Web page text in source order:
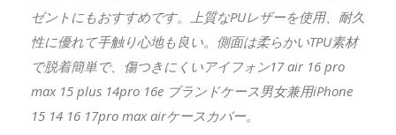
ゼントにもおすすめです。上質なPUレザーを使用、耐久
性に優れて手触り心地も良い。側面は柔らかいTPU素材
で脱着簡単で、傷つきにくいアイフォン17 air 16 pro
max 15 plus 14pro 16e ブランドケース男女兼用iPhone
15 14 16 17pro max airケースカバー。